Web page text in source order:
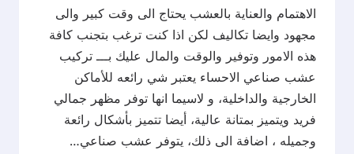
الاهتمام والعناية بالعشب يحتاج الى وقت كبير والى
مجهود وايضا تكاليف لكن اذا كنت ترغب بتجنب كافة
هذه الامور وتوفير والوقت والمال عليك بـــ تركيب
عشب صناعي الاحساء يعتبر شي رائعه للأماكن
الخارجية والداخلية، و لاسيما انها توفر مظهر جمالي
فريد ويتميز بمتانة عالية، أيضا تتميز بأشكال رائعة
وجميله ، اضافة الى ذلك، يتوفر عشب صناعي…